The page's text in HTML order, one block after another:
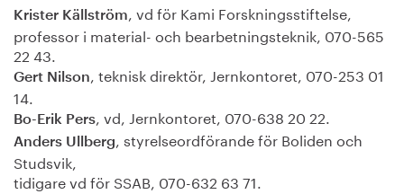
Krister Källström, vd för Kami Forskningsstiftelse,
professor i material- och bearbetningsteknik, 070-565
22 43.
Gert Nilson, teknisk direktör, Jernkontoret, 070-253 01
14.
Bo-Erik Pers, vd, Jernkontoret, 070-638 20 22.
Anders Ullberg, styrelseordförande för Boliden och
Studsvik,
tidigare vd för SSAB, 070-632 63 71.